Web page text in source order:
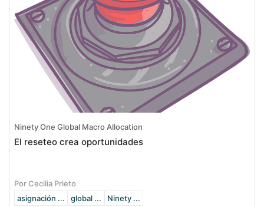
Ninety One Global Macro Allocation
El reseteo crea oportunidades
Por Cecilia Prieto
asignación ...
global ... Ninety ...